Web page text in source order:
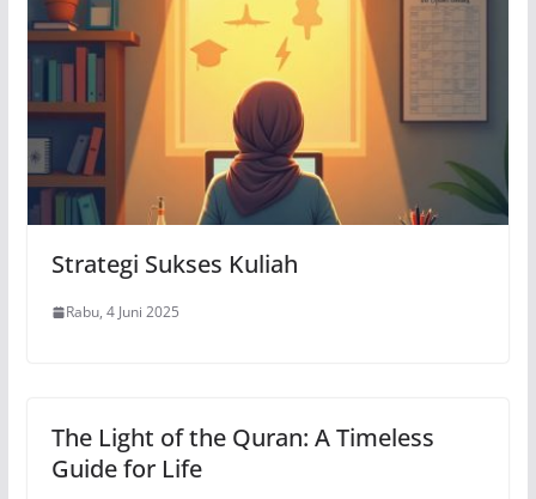
Strategi Sukses Kuliah
Rabu, 4 Juni 2025
The Light of the Quran: A Timeless
Guide for Life